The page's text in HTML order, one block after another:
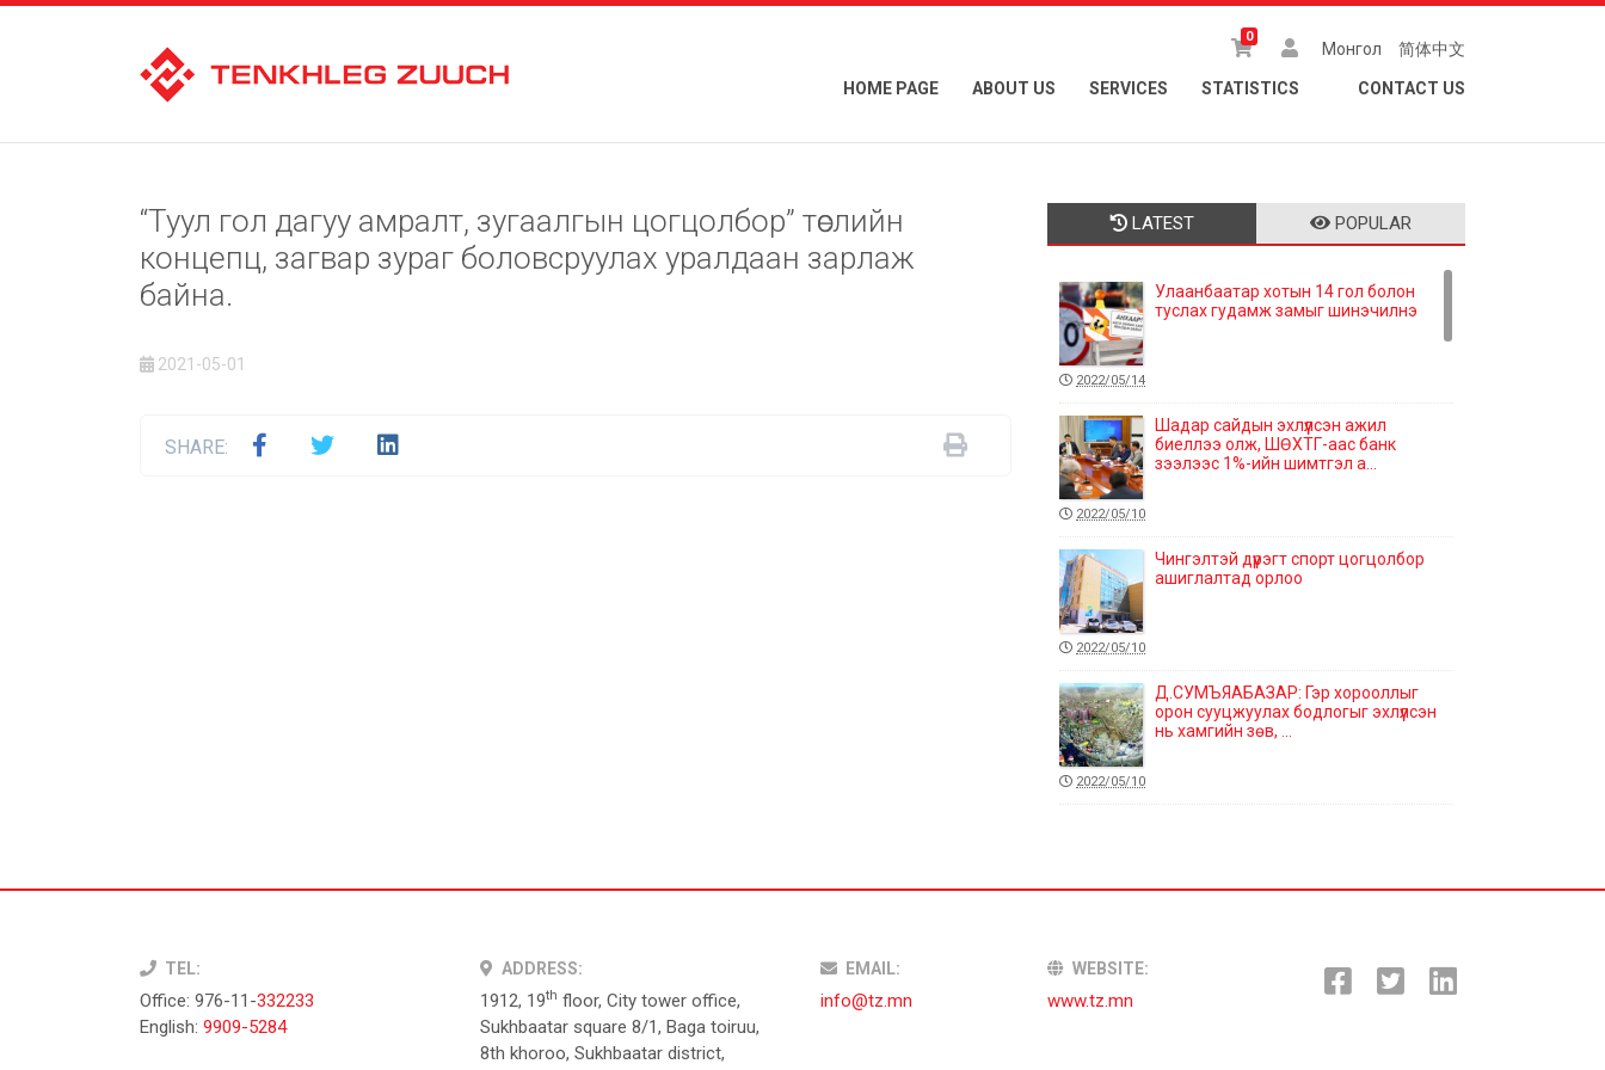
0
Монгол 简体中文
HOME PAGE ABOUT US SERVICES STATISTICS CONTACT US
“Туул гол дагуу амралт, зугаалгын цогцолбор” төслийн
концепц, загвар зураг боловсруулах уралдаан зарлаж
байна.
2021-05-01
SHARE:
LATEST POPULAR
Улаанбаатар хотын 14 гол болон
туслах гудамж замыг шинэчилнэ
2022/05/14
Шадар сайдын эхлүүлсэн ажил
биеллээ олж, ШӨХТГ-аас банк
зээлээс 1%-ийн шимтгэл а...
2022/05/10
Чингэлтэй дүүрэгт спорт цогцолбор
ашиглалтад орлоо
2022/05/10
Д.СУМЪЯАБАЗАР: Гэр хорооллыг
орон сууцжуулах бодлогыг эхлүүлсэн
нь хамгийн зөв, ...
2022/05/10
TEL:
Office: 976-11-332233
English: 9909-5284
ADDRESS:
1912, 19th floor, City tower office,
Sukhbaatar square 8/1, Baga toiruu,
8th khoroo, Sukhbaatar district,
EMAIL:
info@tz.mn
WEBSITE:
www.tz.mn